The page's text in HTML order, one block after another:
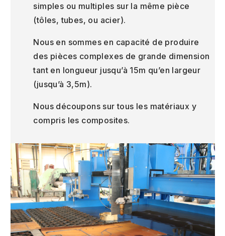
simples ou multiples sur la même pièce
(tôles, tubes, ou acier).
Nous en sommes en capacité de produire
des pièces complexes de grande dimension
tant en longueur jusqu’à 15m qu’en largeur
(jusqu’à 3,5m).
Nous découpons sur tous les matériaux y
compris les composites.